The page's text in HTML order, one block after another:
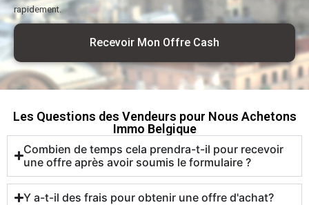
rapidement.
Recevoir Mon Offre Cash
Les Questions des Vendeurs pour Nous Achetons
Immo Belgique
Combien de temps cela prendra-t-il pour recevoir
une offre après avoir soumis le formulaire ?
Y a-t-il des frais pour obtenir une offre d'achat?